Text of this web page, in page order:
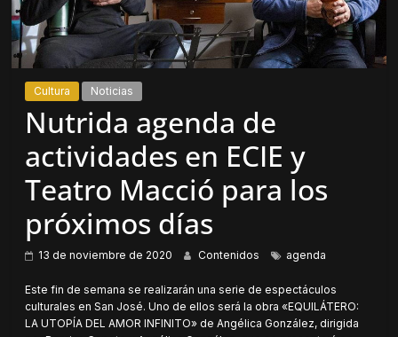
Cultura Noticias
Nutrida agenda de
actividades en ECIE y
Teatro Macció para los
próximos días
13 de noviembre de 2020 Contenidos agenda
Este fin de semana se realizarán una serie de espectáculos
culturales en San José. Uno de ellos será la obra «EQUILÁTERO:
LA UTOPÍA DEL AMOR INFINITO» de Angélica González, dirigida